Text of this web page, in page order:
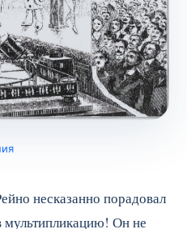
несказанно порадовал
мультипликацию! Он не